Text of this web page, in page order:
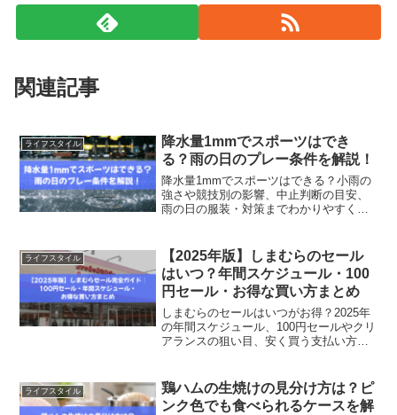
関連記事
ライフスタイル
降水量1mmでスポーツはでき
る？雨の日のプレー条件を解説！
降水量1mmでスポーツはできる？小雨の
強さや競技別の影響、中止判断の目安、
雨の日の服装・対策までわかりやすく解
ライフスタイル
【2025年版】しまむらのセール
はいつ？年間スケジュール・100
円セール・お得な買い方まとめ
しまむらのセールはいつがお得？2025年
の年間スケジュール、100円セールやクリ
アランスの狙い目、安く買う支払い方法
ライフスタイル
鶏ハムの生焼けの見分け方は？ピ
ンク色でも食べられるケースを解